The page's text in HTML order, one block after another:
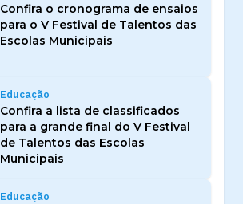
Confira o cronograma de ensaios
para o V Festival de Talentos das
Escolas Municipais
Educação
Confira a lista de classificados
para a grande final do V Festival
de Talentos das Escolas
Municipais
Educação